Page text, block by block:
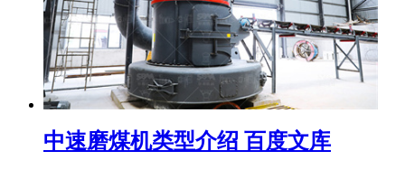
中速磨煤机类型介绍 百度文库